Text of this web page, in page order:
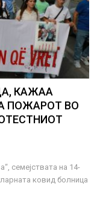
КАЖАА
ПОЖАРОТ ВО
семејствата на 14-
ковид болница